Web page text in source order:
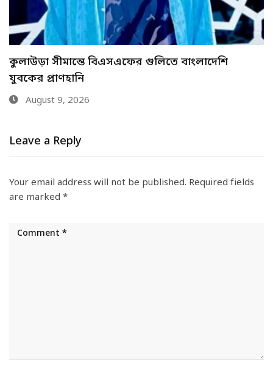
ভুয়া পরিচয়ে ওমান পালানোর চেষ্টাকালে শাহজালাল
বিমানবন্দরে শীর্ষ…
August 9, 2026
Leave a Reply
Your email address will not be published. Required fields
are marked *